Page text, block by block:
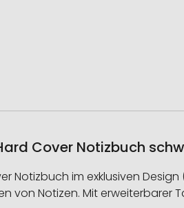
Cover Notizbuch
Notizbuch im exklusiven
von Notizen. Mit erweiterbarer